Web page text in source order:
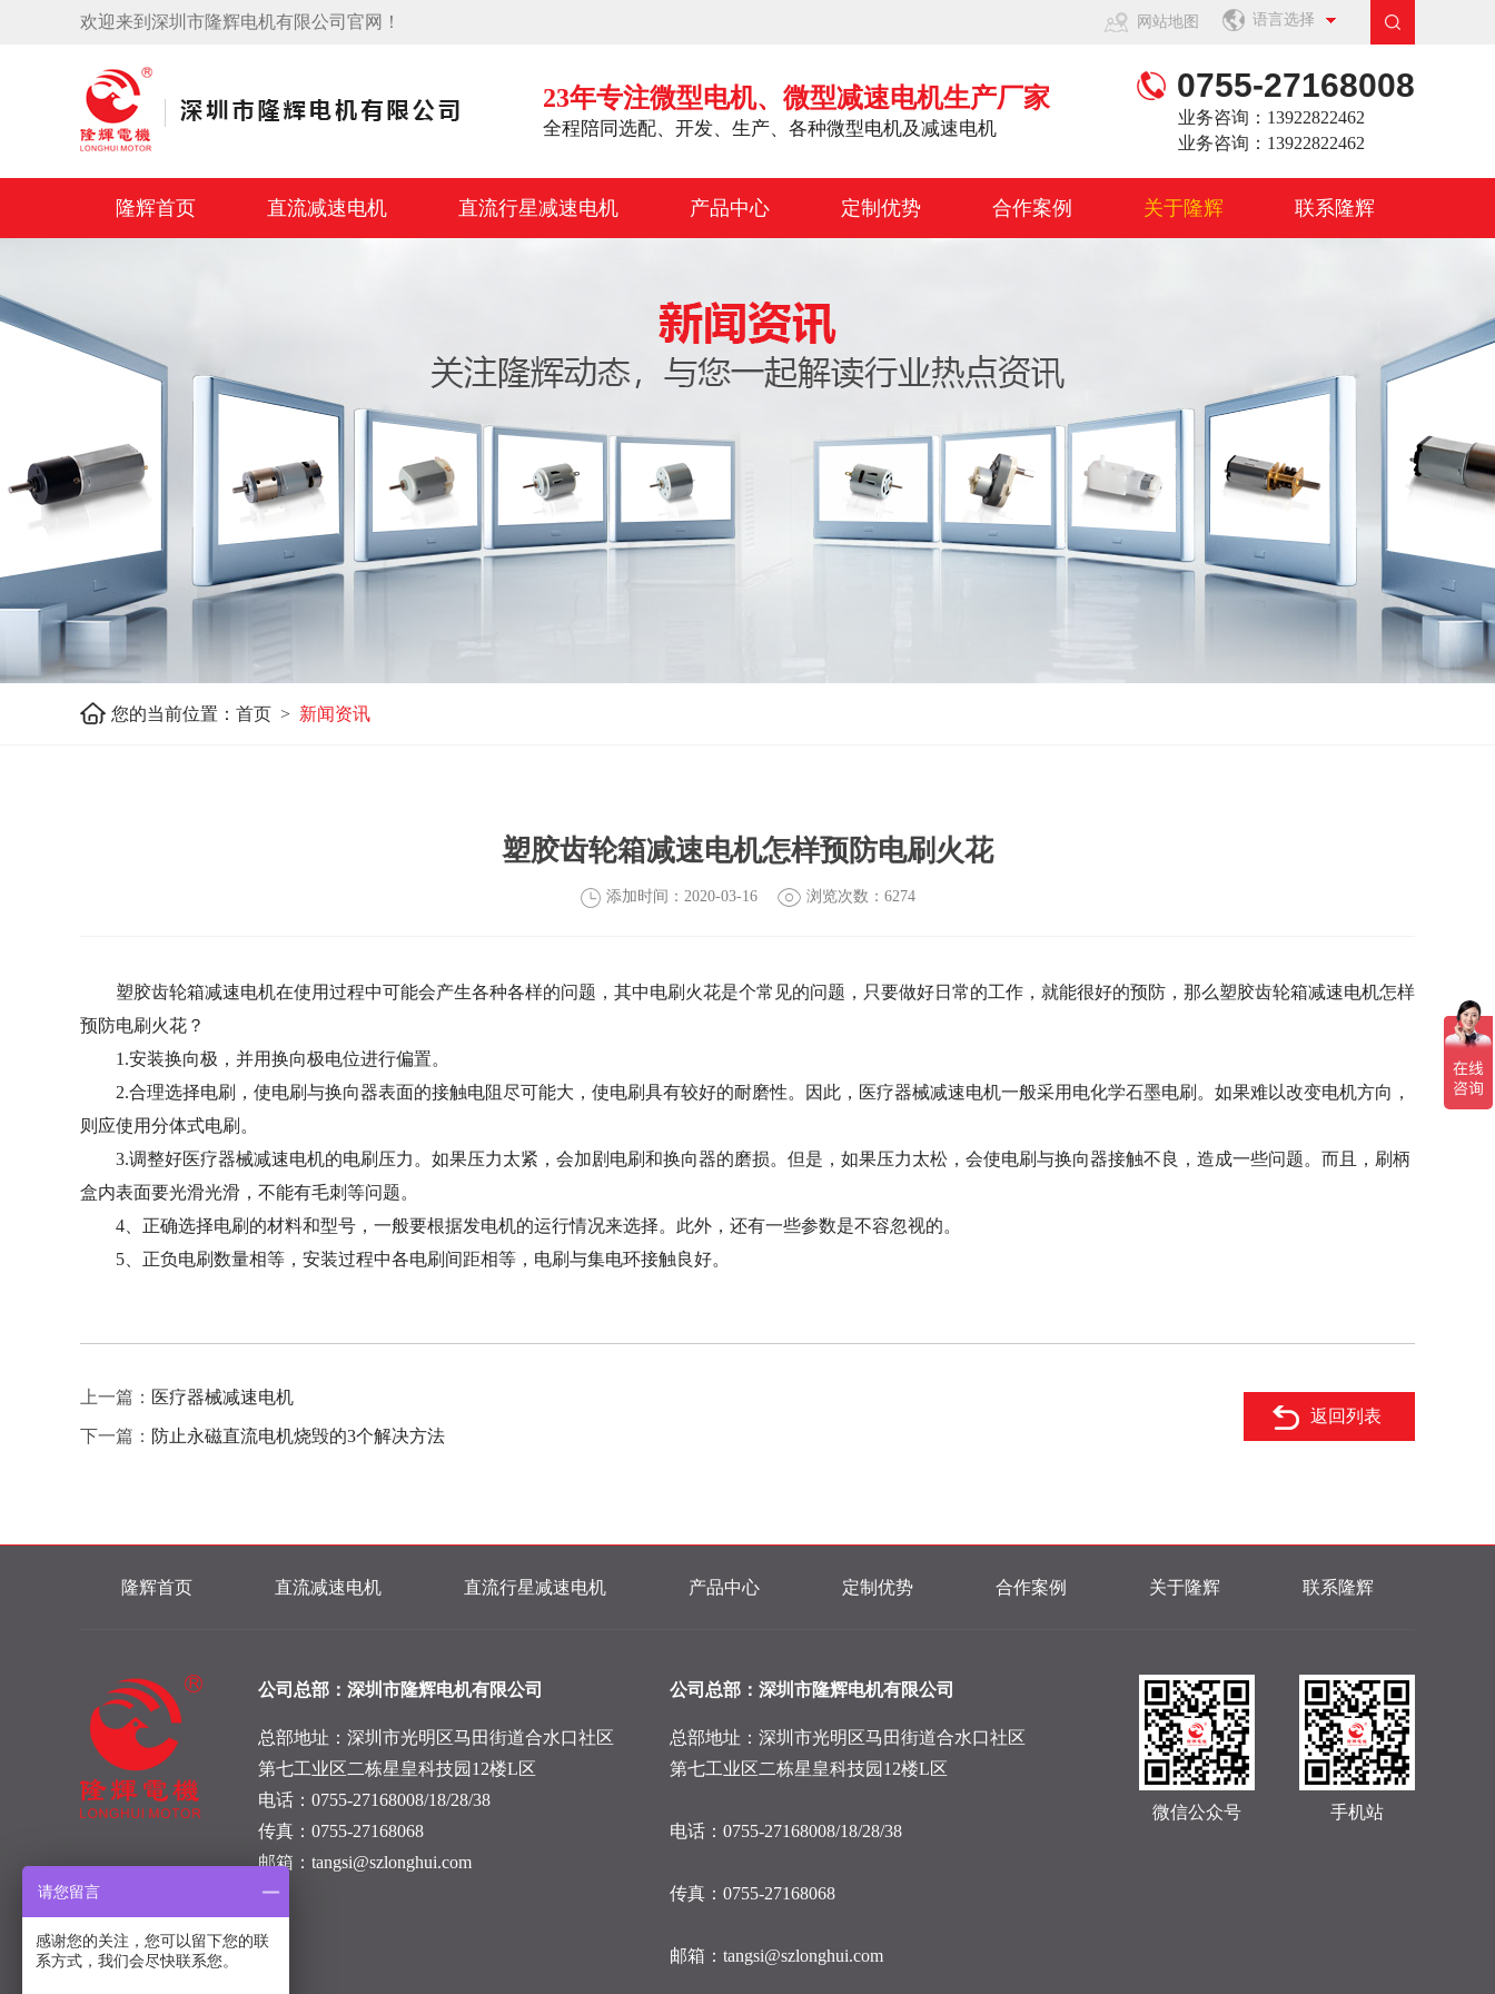
欢迎来到深圳市隆辉电机有限公司官网！ 网站地图 语言选择
23年专注微型电机、微型减速电机生产厂家
全程陪同选配、开发、生产、各种微型电机及减速电机
0755-27168008
业务咨询：13922822462
业务咨询：13922822462
隆辉首页 直流减速电机 直流行星减速电机 产品中心 定制优势 合作案例 关于隆辉 联系隆辉
您的当前位置： 首页 > 新闻资讯
塑胶齿轮箱减速电机怎样预防电刷火花
添加时间：2020-03-16 浏览次数：6274
塑胶齿轮箱减速电机在使用过程中可能会产生各种各样的问题，其中电刷火花是个常见的问题，只要做好日常的工作，就能很好的预防，那么塑胶齿轮箱减速电机怎样
预防电刷火花？
1.安装换向极，并用换向极电位进行偏置。
2.合理选择电刷，使电刷与换向器表面的接触电阻尽可能大，使电刷具有较好的耐磨性。因此，医疗器械减速电机一般采用电化学石墨电刷。如果难以改变电机方向，
则应使用分体式电刷。
3.调整好医疗器械减速电机的电刷压力。如果压力太紧，会加剧电刷和换向器的磨损。但是，如果压力太松，会使电刷与换向器接触不良，造成一些问题。而且，刷柄
盒内表面要光滑光滑，不能有毛刺等问题。
4、正确选择电刷的材料和型号，一般要根据发电机的运行情况来选择。此外，还有一些参数是不容忽视的。
5、正负电刷数量相等，安装过程中各电刷间距相等，电刷与集电环接触良好。
上一篇： 医疗器械减速电机
下一篇： 防止永磁直流电机烧毁的3个解决方法
返回列表
隆辉首页 直流减速电机 直流行星减速电机 产品中心 定制优势 合作案例 关于隆辉 联系隆辉
公司总部：深圳市隆辉电机有限公司
总部地址：深圳市光明区马田街道合水口社区
第七工业区二栋星皇科技园12楼L区
电话：0755-27168008/18/28/38
传真：0755-27168068
邮箱：tangsi@szlonghui.com
公司总部：深圳市隆辉电机有限公司
总部地址：深圳市光明区马田街道合水口社区
第七工业区二栋星皇科技园12楼L区
电话：0755-27168008/18/28/38
传真：0755-27168068
邮箱：tangsi@szlonghui.com
微信公众号 手机站
请您留言
感谢您的关注，您可以留下您的联
系方式，我们会尽快联系您。